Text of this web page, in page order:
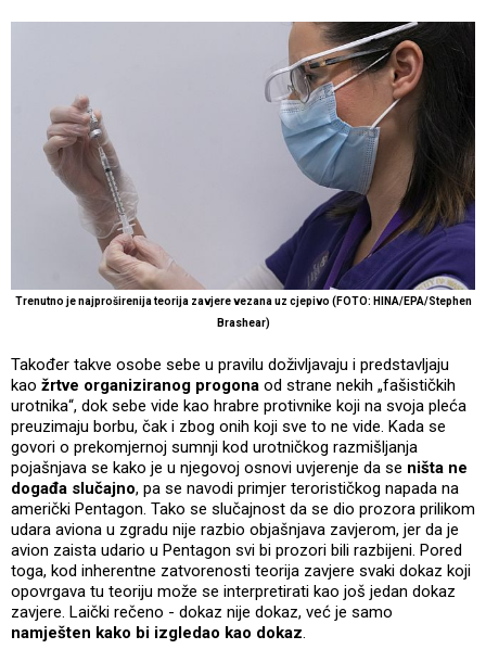
Trenutno je najproširenija teorija zavjere vezana uz cjepivo (FOTO: HINA/EPA/Stephen
Brashear)
Također takve osobe sebe u pravilu doživljavaju i predstavljaju
kao žrtve organiziranog progona od strane nekih „fašističkih
urotnika“, dok sebe vide kao hrabre protivnike koji na svoja pleća
preuzimaju borbu, čak i zbog onih koji sve to ne vide. Kada se
govori o prekomjernoj sumnji kod urotničkog razmišljanja
pojašnjava se kako je u njegovoj osnovi uvjerenje da se ništa ne
događa slučajno, pa se navodi primjer terorističkog napada na
američki Pentagon. Tako se slučajnost da se dio prozora prilikom
udara aviona u zgradu nije razbio objašnjava zavjerom, jer da je
avion zaista udario u Pentagon svi bi prozori bili razbijeni. Pored
toga, kod inherentne zatvorenosti teorija zavjere svaki dokaz koji
opovrgava tu teoriju može se interpretirati kao još jedan dokaz
zavjere. Laički rečeno - dokaz nije dokaz, već je samo
namješten kako bi izgledao kao dokaz.